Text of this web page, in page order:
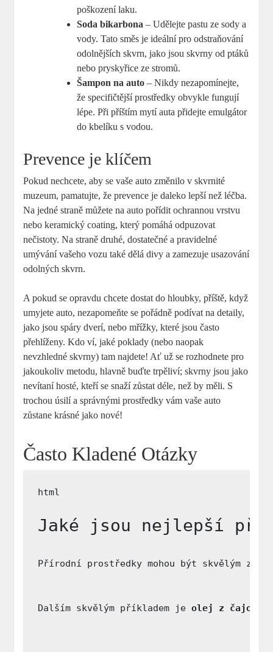
poškození laku.
Soda bikarbona – Udělejte pastu ze sody a
vody. Tato směs je ideální pro odstraňování
odolnějších skvrn, jako jsou skvrny od ptáků
nebo pryskyřice ze stromů.
Šampon na auto – Nikdy nezapomínejte,
že specifičtější prostředky obvykle fungují
lépe. Při příštím mytí auta přidejte emulgátor
do kbelíku s vodou.
Prevence je klíčem
Pokud nechcete, aby se vaše auto změnilo v skvrnité
muzeum, pamatujte, že prevence je daleko lepší než léčba.
Na jedné straně můžete na auto pořídit ochrannou vrstvu
nebo keramický coating, který pomáhá odpuzovat
nečistoty. Na straně druhé, dostatečné a pravidelné
umývání vašeho vozu také dělá divy a zamezuje usazování
odolných skvrn.
A pokud se opravdu chcete dostat do hloubky, příště, když
umyjete auto, nezapomeňte se pořádně podívat na detaily,
jako jsou spáry dverí, nebo mřížky, které jsou často
přehlíženy. Kdo ví, jaké poklady (nebo naopak
nevzhledné skvrny) tam najdete! Ať už se rozhodnete pro
jakoukoliv metodu, hlavně buďte trpěliví; skvrny jsou jako
nevítaní hosté, kteří se snaží zůstat déle, než by měli. S
trochou úsilí a správnými prostředky vám vaše auto
zůstane krásné jako nové!
Často Kladené Otázky
Jaké jsou nejlepší
Přírodní prostředky mohou být skvělým
Dalším skvělým příkladem je olej z